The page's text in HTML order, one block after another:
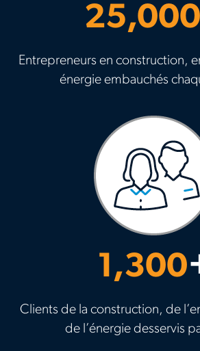
25,000
Entrepreneurs en construction,
énergie embauchés
1,300
Clients de la construction, de
de l’énergie desservis